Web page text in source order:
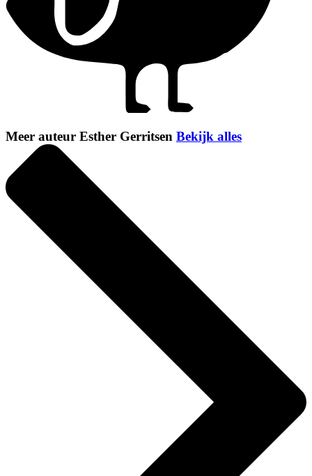
Meer auteur Esther Gerritsen Bekijk alles